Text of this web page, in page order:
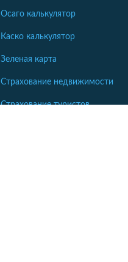
Осаго калькулятор
Каско калькулятор
Зеленая карта
Страхование недвижимости
Страхование туристов